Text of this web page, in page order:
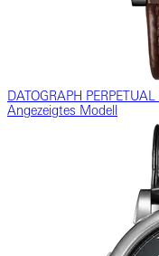
DATOGRAPH
Angezeigtes Modell